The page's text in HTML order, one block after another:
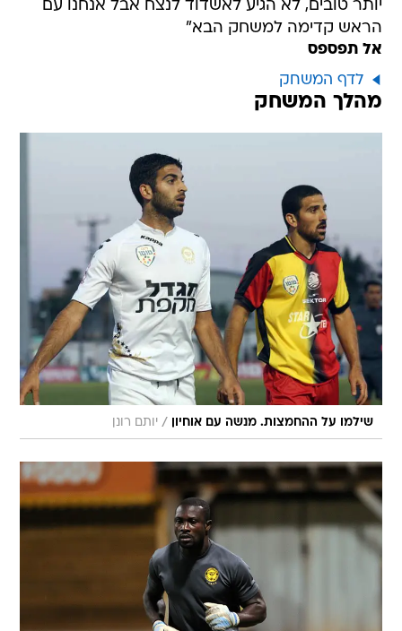
יותר טובים, לא הגיע לאשדוד לנצח אבל אנחנו עם
הראש קדימה למשחק הבא"
אל תפספס
לדף המשחק
מהלך המשחק
שילמו על ההחמצות. מנשה עם אוחיון / יותם רונן